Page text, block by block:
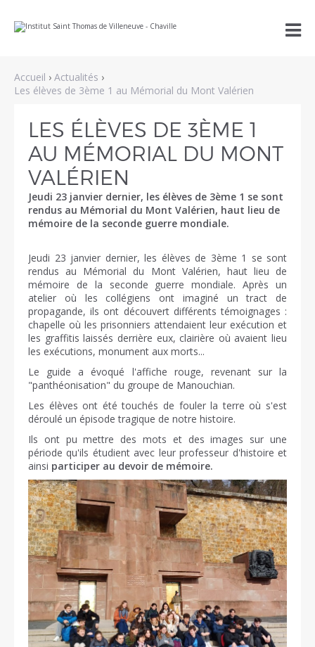
au
la
navigation
personnels

Accueil › Actualités ›
Les élèves de 3ème 1 au Mémorial du Mont Valérien
LES ÉLÈVES DE 3ÈME 1
AU MÉMORIAL DU MONT
VALÉRIEN
Jeudi 23 janvier dernier, les élèves de 3ème 1 se sont
rendus au Mémorial du Mont Valérien, haut lieu de
mémoire de la seconde guerre mondiale.
Jeudi 23 janvier dernier, les élèves de 3ème 1 se sont
rendus au Mémorial du Mont Valérien, haut lieu de
mémoire de la seconde guerre mondiale. Après un
atelier où les collégiens ont imaginé un tract de
propagande, ils ont découvert différents témoignages :
chapelle où les prisonniers attendaient leur exécution et
les graffitis laissés derrière eux, clairière où avaient lieu
les exécutions, monument aux morts...
Le guide a évoqué l'affiche rouge, revenant sur la
"panthéonisation" du groupe de Manouchian.
Les élèves ont été touchés de fouler la terre où s'est
déroulé un épisode tragique de notre histoire.
Ils ont pu mettre des mots et des images sur une
période qu'ils étudient avec leur professeur d'histoire et
ainsi participer au devoir de mémoire.